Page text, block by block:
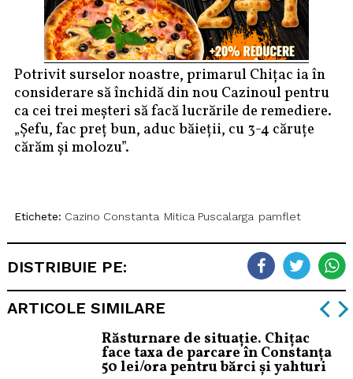
Potrivit surselor noastre, primarul Chițac ia în
considerare să închidă din nou Cazinoul pentru
ca cei trei meșteri să facă lucrările de remediere.
„Șefu, fac preț bun, aduc băieții, cu 3-4 căruțe
cărăm și molozu”.
Etichete: Cazino Constanta Mitica Puscalarga pamflet
DISTRIBUIE PE:
ARTICOLE SIMILARE
Răsturnare de situație. Chițac
face taxa de parcare în Constanța
50 lei/ora pentru bărci și yahturi